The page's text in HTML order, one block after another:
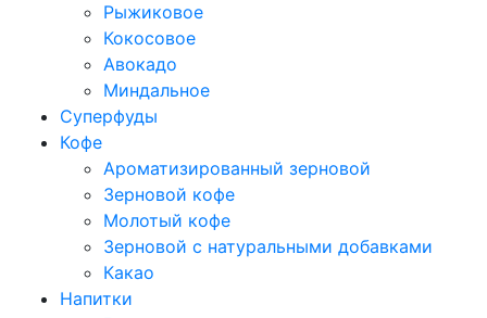
Рыжиковое
Кокосовое
Авокадо
Миндальное
Суперфуды
Кофе
Ароматизированный зерновой
Зерновой кофе
Молотый кофе
Зерновой с натуральными добавками
Какао
Напитки